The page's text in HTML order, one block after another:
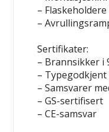
– Flaskeholdere
–
Sertifikater:
– Brannsikker i
– Typegodkjent
– Samsvarer
– GS-sertifisert
– CE-samsvar